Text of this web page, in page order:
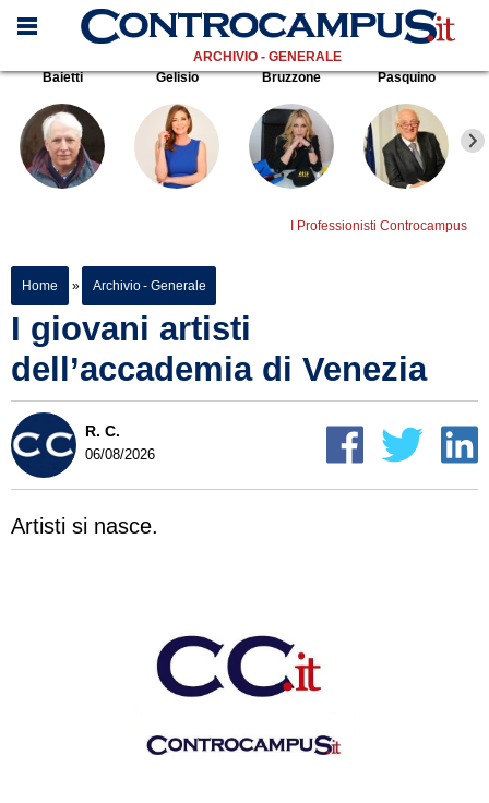
ARCHIVIO - GENERALE
Baietti
Gelisio Bruzzone Pasquino
I Professionisti Controcampus
Home » Archivio - Generale
I giovani artisti
dell’accademia di Venezia
R. C.
06/08/2026
Artisti si nasce.